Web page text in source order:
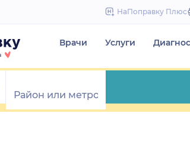
НаПоправку Плюс
Врачи Услуги